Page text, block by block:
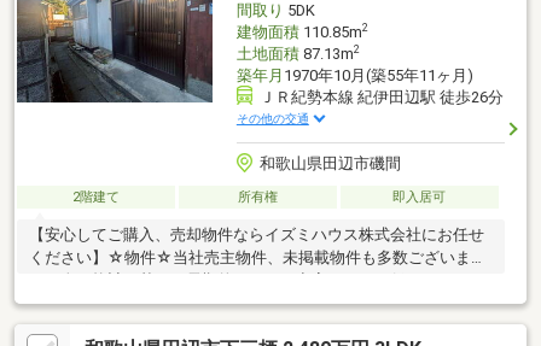
間取り 5DK
建物面積110.85m2
土地面積87.13m2
築年月 1970年10月(築55年11ヶ月)
ＪＲ紀勢本線 紀伊田辺駅 徒歩26分
その他の交通
和歌山県田辺市磯間
2階建て 所有権 即入居可
【安心してご購入、売却物件ならイズミハウス株式会社にお任せ
ください】☆物件☆当社売主物件、未掲載物件も多数ございま
す。人口統計を基に、長期的にみても空室リスクの低いエリアに
特化しております。☆無料相談☆不動産投資をご検討されるにあ
たってお客様にどんなメリットがあるか、また、疑問点、ご不安